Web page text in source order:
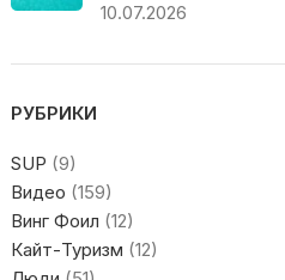
10.07.2026
РУБРИКИ
SUP (9)
Видео (159)
Винг Фоил (12)
Кайт-Туризм (12)